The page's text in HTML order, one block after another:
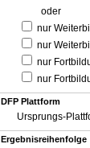
oder
nur
nur
nur
nur
DFP Plattform
Ursprungs-
Ergebnisreihenfolge